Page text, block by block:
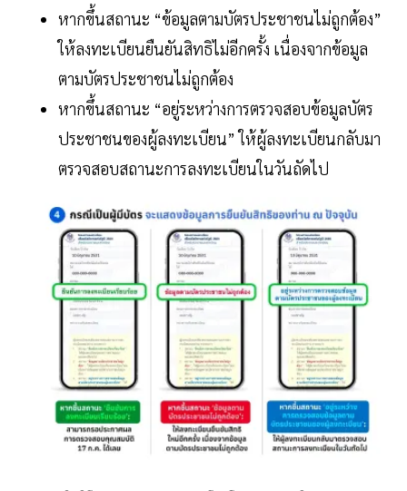
หากขึ้นสถานะ “ข้อมูลตามบัตรประชาชนไม่ถูกต้อง”
ให้ลงทะเบียนยืนยันสิทธิไม่อีกครั้ง เนื่องจากข้อมูล
ตามบัตรประชาชนไม่ถูกต้อง
หากขึ้นสถานะ “อยู่ระหว่างการตรวจสอบข้อมูลบัตร
ประชาชนของผู้ลงทะเบียน” ให้ผู้ลงทะเบียนกลับมา
ตรวจสอบสถานะการลงทะเบียนในวันถัดไป